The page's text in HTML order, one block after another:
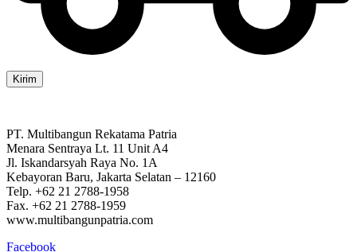
Kirim
PT. Multibangun Rekatama Patria
Menara Sentraya Lt. 11 Unit A4
Jl. Iskandarsyah Raya No. 1A
Kebayoran Baru, Jakarta Selatan – 12160
Telp. +62 21 2788-1958
Fax. +62 21 2788-1959
www.multibangunpatria.com
Facebook